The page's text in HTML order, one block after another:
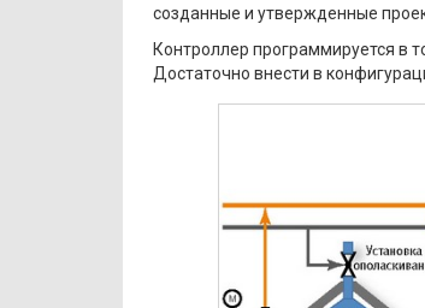
созданные и утвержденные
Контроллер программируется в
Достаточно внести в